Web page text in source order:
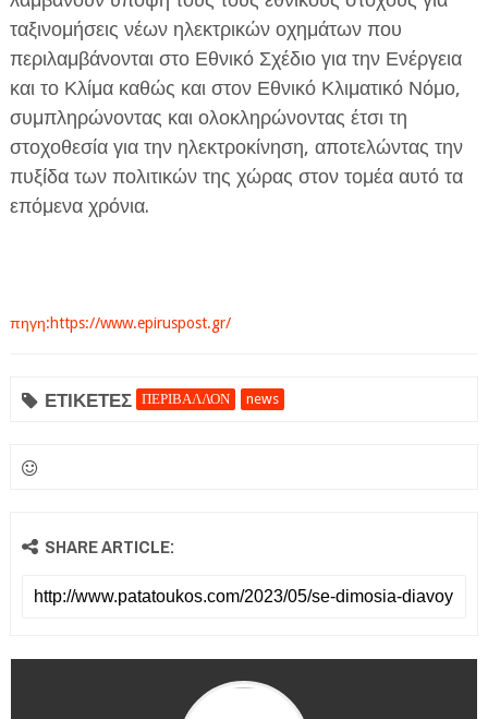
ταξινομήσεις νέων ηλεκτρικών οχημάτων που
περιλαμβάνονται στο Εθνικό Σχέδιο για την Ενέργεια
και το Κλίμα καθώς και στον Εθνικό Κλιματικό Νόμο,
συμπληρώνοντας και ολοκληρώνοντας έτσι τη
στοχοθεσία για την ηλεκτροκίνηση, αποτελώντας την
πυξίδα των πολιτικών της χώρας στον τομέα αυτό τα
επόμενα χρόνια.
πηγη:https://www.epiruspost.gr/
ΕΤΙΚΕΤΕΣ ΠΕΡΙΒΑΛΛΟΝ news
SHARE ARTICLE: